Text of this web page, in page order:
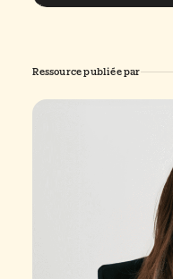
Ressource publiée par